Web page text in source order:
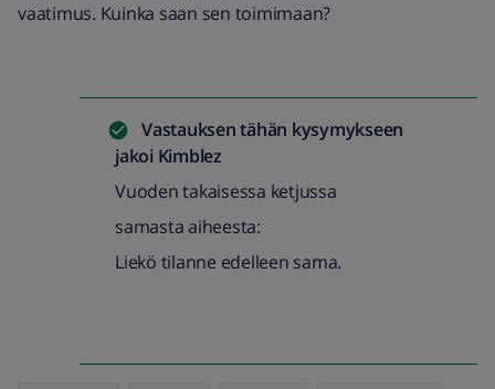
vaatimus. Kuinka saan sen toimimaan?
Vastauksen tähän kysymykseen
jakoi Kimblez
Vuoden takaisessa ketjussa
samasta aiheesta:
Liekö tilanne edelleen sama.